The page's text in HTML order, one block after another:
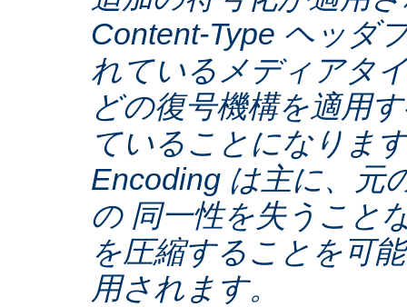
Content-Type ヘッダ
れているメディアタ
どの復号機構を適用
ていることになりま
Encoding は主に、元
の 同一性を失うこと
を圧縮することを可
用されます。